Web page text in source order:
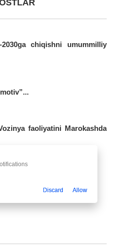
chiqishni umummilliy
faoliyatini Marokashda
(matnli...
Discard Allow